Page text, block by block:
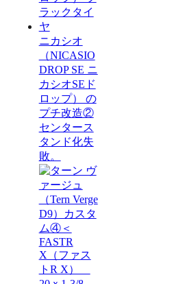
ニカシオ
（NICASIO
DROP SE ニ
カシオSEド
ロップ） の
プチ改造②
センタース
タンド化失
敗。